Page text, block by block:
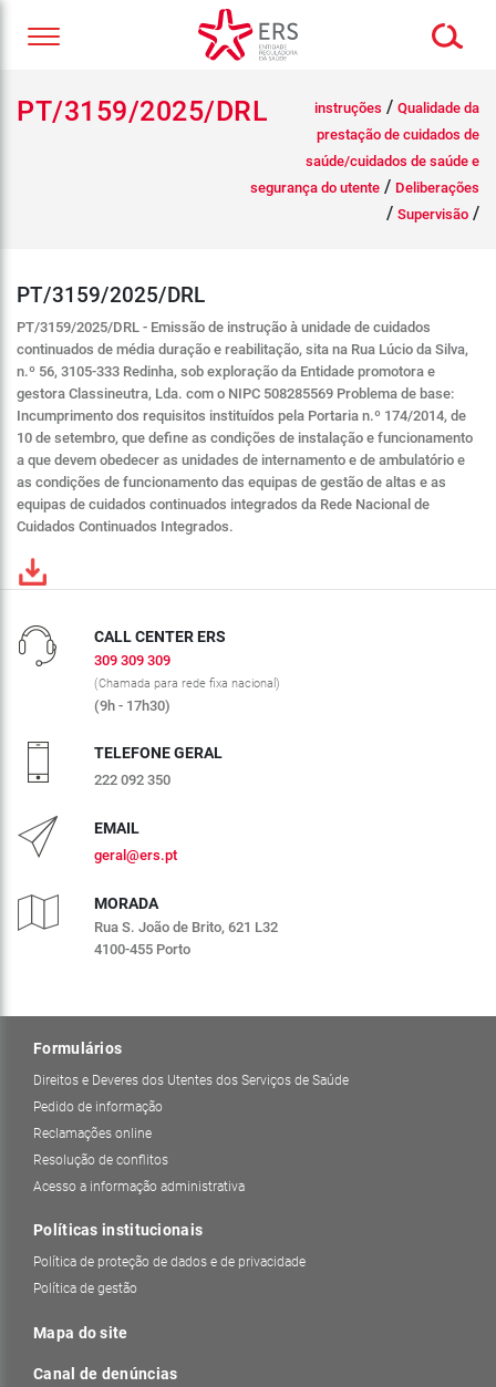
PT/3159/2025/DRL instruções / Qualidade da
prestação de cuidados de
saúde/cuidados de saúde e
segurança do utente / Deliberações
/ Supervisão /
PT/3159/2025/DRL
PT/3159/2025/DRL - Emissão de instrução à unidade de cuidados
continuados de média duração e reabilitação, sita na Rua Lúcio da Silva,
n.º 56, 3105-333 Redinha, sob exploração da Entidade promotora e
gestora Classineutra, Lda. com o NIPC 508285569 Problema de base:
Incumprimento dos requisitos instituídos pela Portaria n.º 174/2014, de
10 de setembro, que define as condições de instalação e funcionamento
a que devem obedecer as unidades de internamento e de ambulatório e
as condições de funcionamento das equipas de gestão de altas e as
equipas de cuidados continuados integrados da Rede Nacional de
Cuidados Continuados Integrados.
CALL CENTER ERS
309 309 309
(Chamada para rede fixa nacional)
(9h - 17h30)
TELEFONE GERAL
222 092 350
EMAIL
geral@ers.pt
MORADA
Rua S. João de Brito, 621 L32
4100-455 Porto
Formulários
Direitos e Deveres dos Utentes dos Serviços de Saúde
Pedido de informação
Reclamações online
Resolução de conflitos
Acesso a informação administrativa
Políticas institucionais
Política de proteção de dados e de privacidade
Política de gestão
Mapa do site
Canal de denúncias